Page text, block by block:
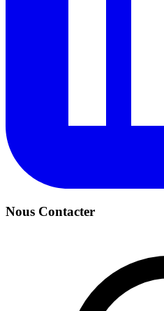
Nous Contacter